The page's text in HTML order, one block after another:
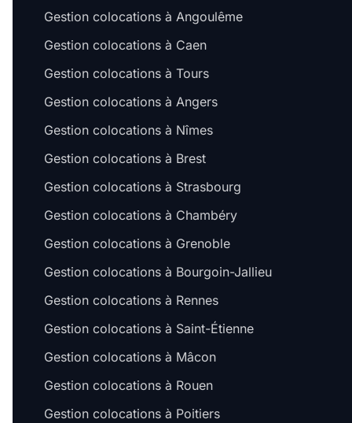
Gestion colocations à Angoulême
Gestion colocations à Caen
Gestion colocations à Tours
Gestion colocations à Angers
Gestion colocations à Nîmes
Gestion colocations à Brest
Gestion colocations à Strasbourg
Gestion colocations à Chambéry
Gestion colocations à Grenoble
Gestion colocations à Bourgoin-Jallieu
Gestion colocations à Rennes
Gestion colocations à Saint-Étienne
Gestion colocations à Mâcon
Gestion colocations à Rouen
Gestion colocations à Poitiers